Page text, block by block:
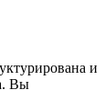
и
Вы